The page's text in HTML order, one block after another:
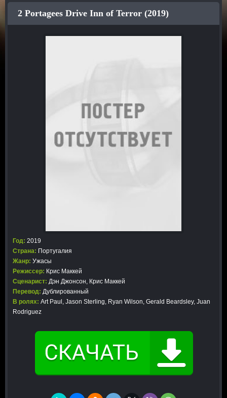
2 Portagees Drive Inn of Terror (2019)
Год: 2019
Страна: Португалия
Жанр: Ужасы
Режиссер: Крис Маккей
Сценарист: Дэн Джонсон, Крис Маккей
Перевод: Дублированный
В ролях: Art Paul, Jason Sterling, Ryan Wilson, Gerald Beardsley, Juan
Rodriguez